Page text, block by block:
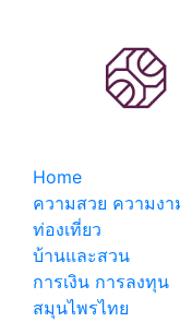
Home
ความสวย ความงา
ท่องเที่ยว
บ้านและสวน
การเงิน การลงทุน
สมุนไพรไทย